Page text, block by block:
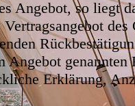
Angebot, so liegt
des
Angebot genannten
Erklärung,